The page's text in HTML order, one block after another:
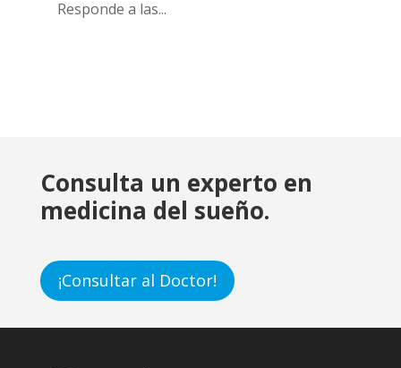
Responde a las...
Consulta un experto en
medicina del sueño.
¡Consultar al Doctor!